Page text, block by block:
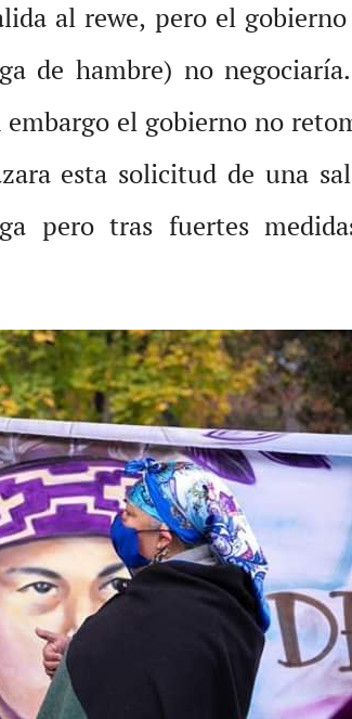
al rewe, pero el
de hambre) no
el gobierno no
esta solicitud de una
pero tras fuertes